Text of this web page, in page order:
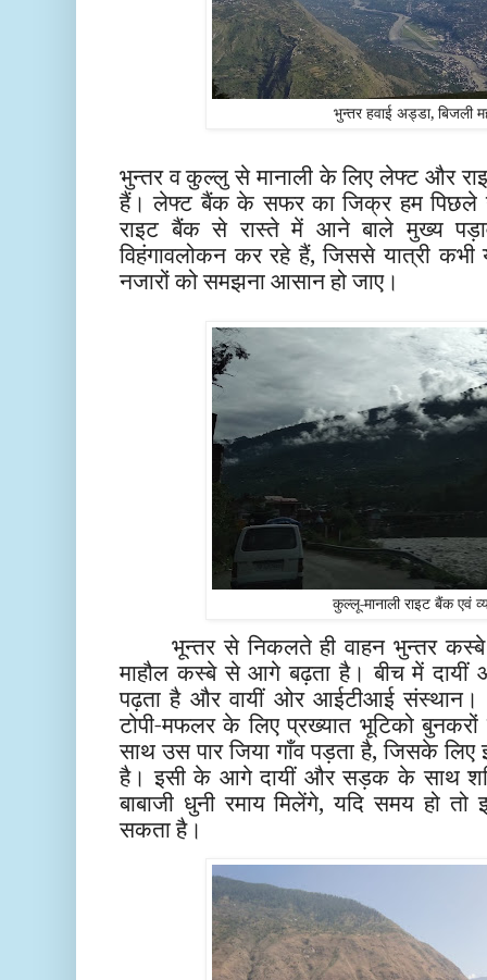
भुन्तर हवाई अड्डा, बिजली
भुन्तर व कुल्लु से मानाली के लिए लेफ्ट और
हैं। लेफ्ट बैंक के सफर का जिक्र हम पिछले
राइट बैंक से रास्ते में आने बाले मुख्य
विहंगावलोकन कर रहे हैं, जिससे यात्री
नजारों को समझना आसान हो जाए।
कुल्लू-मानाली राइट बैंक एवं
भून्तर से निकलते ही वाहन भुन्तर
माहौल कस्बे से आगे बढ़ता है। बीच में दायीं
पढ़ता है और वायीं ओर आईटीआई
टोपी-मफलर के लिए प्रख्यात भूटिको
साथ उस पार जिया गाँव पड़ता है, जिसके
है। इसी के आगे दायीं और सड़क के साथ
बाबाजी धुनी रमाय मिलेंगे, यदि समय हो
सकता है।